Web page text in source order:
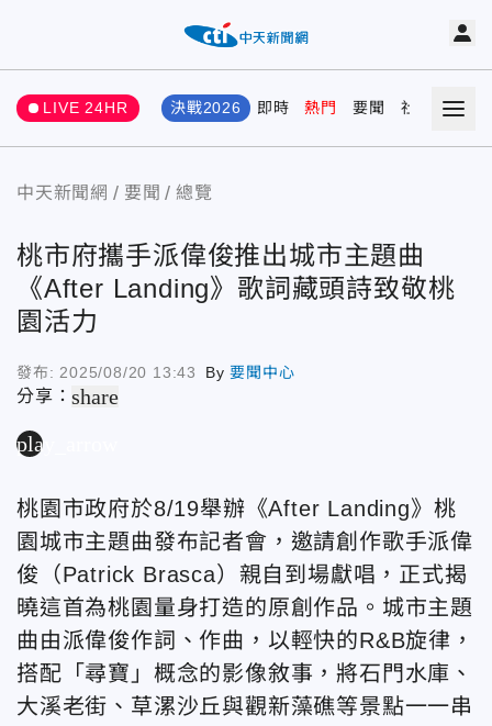
LIVE 24HR 決戰2026 即時 熱門 要聞 社會 娛樂
中天新聞網 要聞 總覽
桃市府攜手派偉俊推出城市主題曲
《After Landing》歌詞藏頭詩致敬桃
園活力
發布: 2025/08/20 13:43 By要聞中心
分享：share
play_arrow
桃園市政府於8/19舉辦《After Landing》桃
園城市主題曲發布記者會，邀請創作歌手派偉
俊（Patrick Brasca）親自到場獻唱，正式揭
曉這首為桃園量身打造的原創作品。城市主題
曲由派偉俊作詞、作曲，以輕快的R&B旋律，
搭配「尋寶」概念的影像敘事，將石門水庫、
大溪老街、草漯沙丘與觀新藻礁等景點一一串